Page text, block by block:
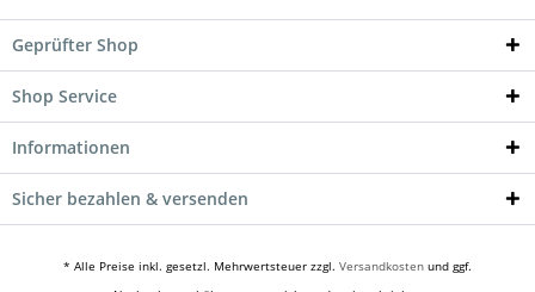
Geprüfter Shop
Shop Service
Informationen
Sicher bezahlen & versenden
* Alle Preise inkl. gesetzl. Mehrwertsteuer zzgl. Versandkosten und ggf.